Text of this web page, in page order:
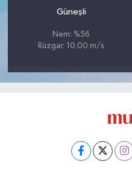
Güneşli
Nem: %56
Rüzgar: 10.00 m/s